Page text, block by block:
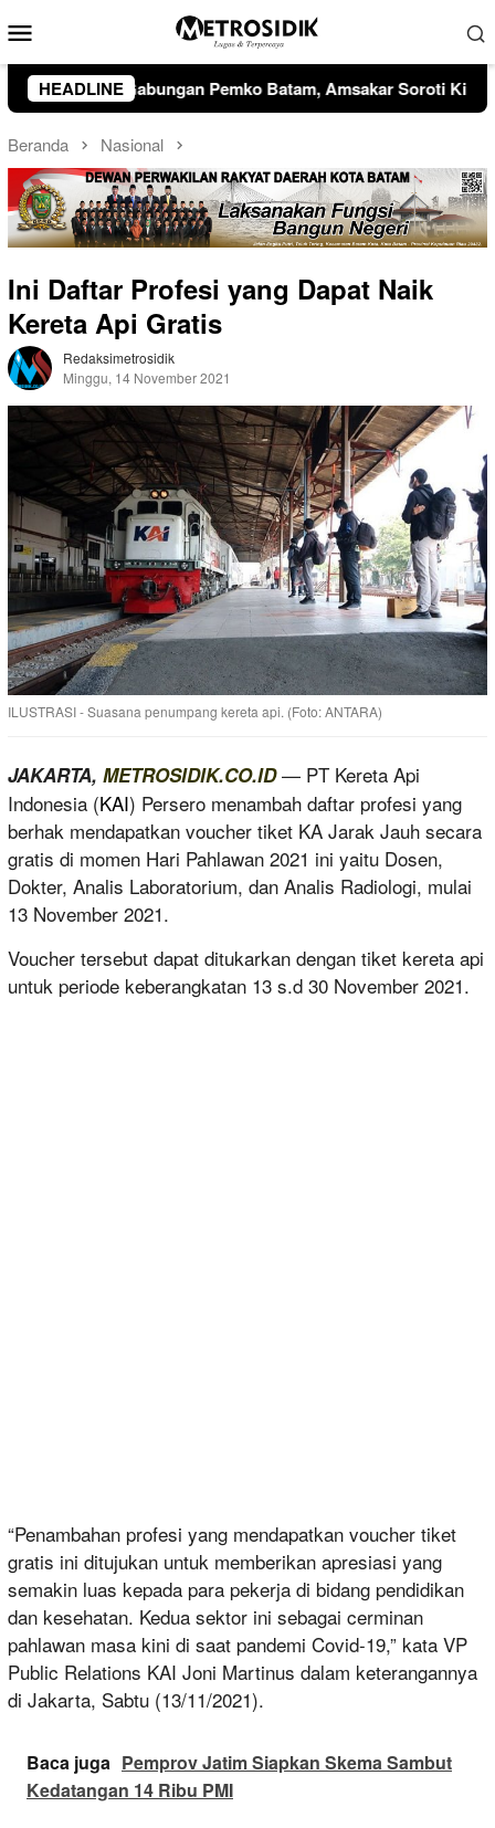
ke
kontenMobile
HEADLINE
Soroti Kinerja OPD dan Optimalisasi Pendapatan Daerah
Beranda Nasional
Ini Daftar Profesi yang Dapat Naik
Kereta Api Gratis
Redaksimetrosidik
Minggu, 14 November 2021
ILUSTRASI - Suasana penumpang kereta api. (Foto: ANTARA)
JAKARTA, METROSIDIK.CO.ID— PT Kereta Api
Indonesia (KAI) Persero menambah daftar profesi yang
berhak mendapatkan voucher tiket KA Jarak Jauh secara
gratis di momen Hari Pahlawan 2021 ini yaitu Dosen,
Dokter, Analis Laboratorium, dan Analis Radiologi, mulai
13 November 2021.
Voucher tersebut dapat ditukarkan dengan tiket kereta api
untuk periode keberangkatan 13 s.d 30 November 2021.
“Penambahan profesi yang mendapatkan voucher tiket
gratis ini ditujukan untuk memberikan apresiasi yang
semakin luas kepada para pekerja di bidang pendidikan
dan kesehatan. Kedua sektor ini sebagai cerminan
pahlawan masa kini di saat pandemi Covid-19,” kata VP
Public Relations KAI Joni Martinus dalam keterangannya
di Jakarta, Sabtu (13/11/2021).
Baca juga Pemprov Jatim Siapkan Skema Sambut
Kedatangan 14 Ribu PMI